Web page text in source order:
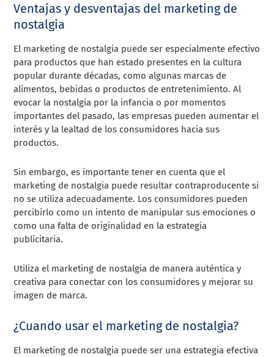
Ventajas y desventajas del marketing de
nostalgia
El marketing de nostalgia puede ser especialmente efectivo
para productos que han estado presentes en la cultura
popular durante décadas, como algunas marcas de
alimentos, bebidas o productos de entretenimiento. Al
evocar la nostalgia por la infancia o por momentos
importantes del pasado, las empresas pueden aumentar el
interés y la lealtad de los consumidores hacia sus
productos.
Sin embargo, es importante tener en cuenta que el
marketing de nostalgia puede resultar contraproducente si
no se utiliza adecuadamente. Los consumidores pueden
percibirlo como un intento de manipular sus emociones o
como una falta de originalidad en la estrategia
publicitaria.
Utiliza el marketing de nostalgia de manera auténtica y
creativa para conectar con los consumidores y mejorar su
imagen de marca.
¿Cuando usar el marketing de nostalgia?
El marketing de nostalgia puede ser una estrategia efectiva